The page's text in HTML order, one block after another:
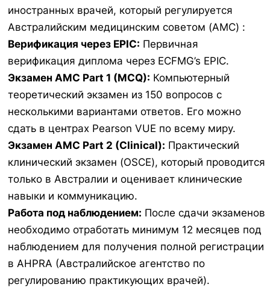
иностранных врачей, который регулируется
Австралийским медицинским советом (AMC) :
Верификация через EPIC: Первичная
верификация диплома через ECFMG’s EPIC.
Экзамен AMC Part 1 (MCQ): Компьютерный
теоретический экзамен из 150 вопросов с
несколькими вариантами ответов. Его можно
сдать в центрах Pearson VUE по всему миру.
Экзамен AMC Part 2 (Clinical): Практический
клинический экзамен (OSCE), который проводится
только в Австралии и оценивает клинические
навыки и коммуникацию.
Работа под наблюдением: После сдачи экзаменов
необходимо отработать минимум 12 месяцев под
наблюдением для получения полной регистрации
в AHPRA (Австралийское агентство по
регулированию практикующих врачей).